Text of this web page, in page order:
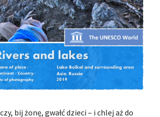
bij żonę, gwałć dzieci – i chlej aż do